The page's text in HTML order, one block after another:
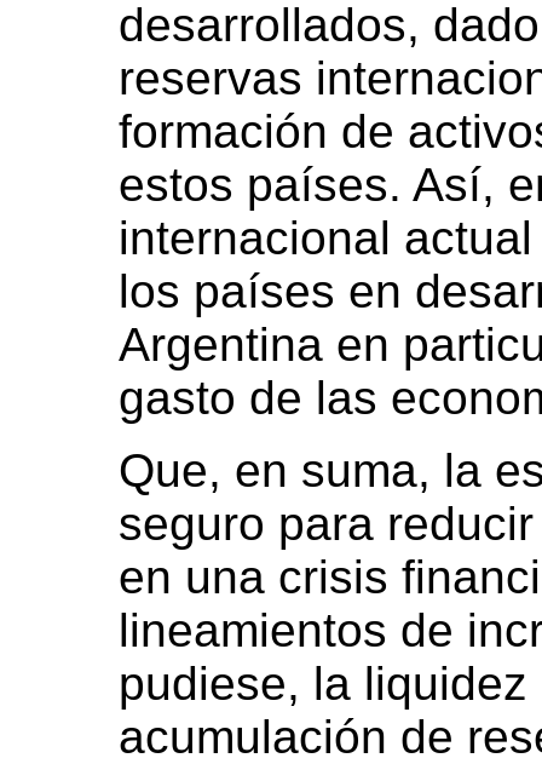
desarrollados,
reservas
formación de
estos países. Así,
internacional
los países en
Argentina en
gasto de las
Que, en suma, la
seguro para
en una crisis
lineamientos de
pudiese, la
acumulación de